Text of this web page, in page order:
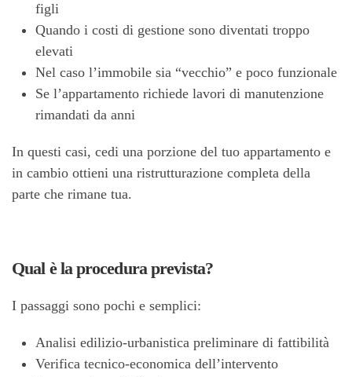
figli
Quando i costi di gestione sono diventati troppo
elevati
Nel caso l’immobile sia “vecchio” e poco funzionale
Se l’appartamento richiede lavori di manutenzione
rimandati da anni
In questi casi, cedi una porzione del tuo appartamento e
in cambio ottieni una ristrutturazione completa della
parte che rimane tua.
Qual è la procedura prevista?
I passaggi sono pochi e semplici:
Analisi edilizio-urbanistica preliminare di fattibilità
Verifica tecnico-economica dell’intervento